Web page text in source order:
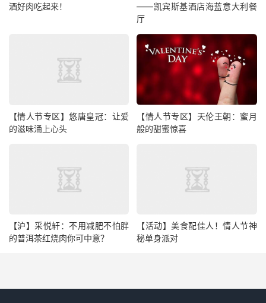
酒好肉吃起来！
——凯宾斯基酒店海蓝意大利餐
厅
【情人节专区】悠唐皇冠：让爱
的滋味涌上心头
【情人节专区】天伦王朝：蜜月
般的甜蜜惊喜
【沪】采悦轩：不用减肥不怕胖
的普洱茶红烧肉你可中意？
【活动】美食配佳人！情人节神
秘单身派对